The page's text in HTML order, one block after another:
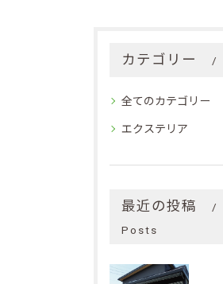
カテゴリー
全てのカテゴリー
エクステリア
最近の投稿
Posts